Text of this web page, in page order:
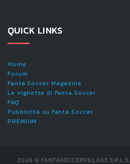
QUICK LINKS
Home
Forum
Fanta.Soccer Magazine
Le vignette di Fanta.Soccer
FAQ
Pubblicità su Fanta.Soccer
PREMIUM
2026 © FANTASOCCERVILLAGE S.R.L.S.